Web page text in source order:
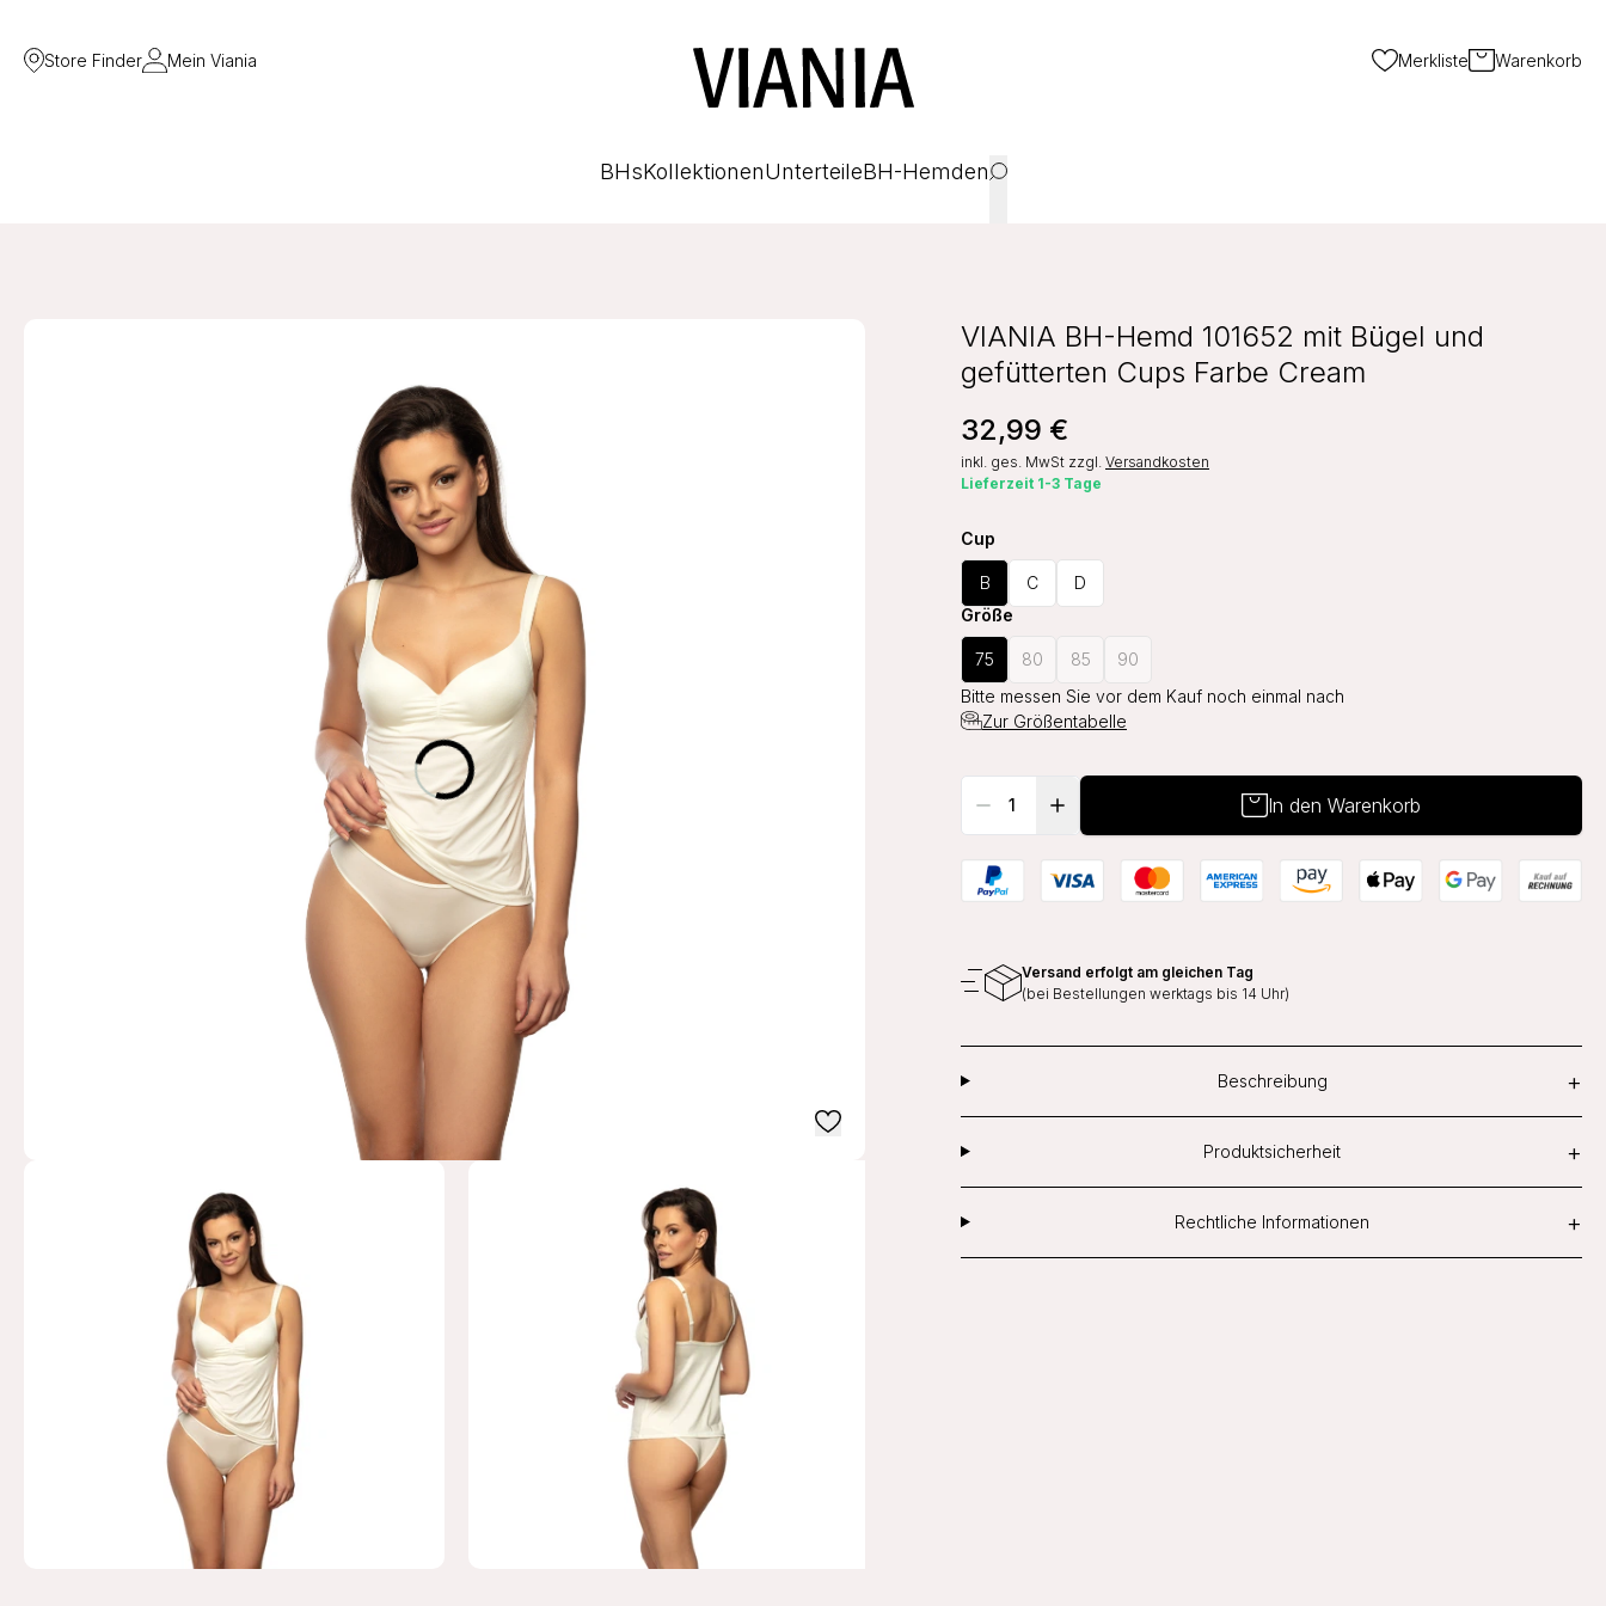
Store Finder Mein Viania Merkliste Warenkorb
BHsKollektionenUnterteileBH-Hemden
VIANIA BH-Hemd 101652 mit Bügel und
gefütterten Cups Farbe Cream
32,99 €
inkl. ges. MwSt zzgl. Versandkosten
Lieferzeit 1-3 Tage
Cup
B C
D
Größe
75 80 85
90
Bitte messen Sie vor dem Kauf noch einmal nach
Zur Größentabelle
In den Warenkorb
Versand erfolgt am gleichen Tag
(bei Bestellungen werktags bis 14 Uhr)
Beschreibung +
Produktsicherheit +
Rechtliche Informationen +